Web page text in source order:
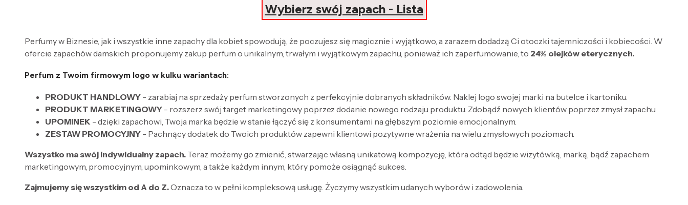
Wybierz swój zapach - Lista
Perfumy w Biznesie, jak i wszystkie inne zapachy dla kobiet spowodują, że poczujesz się magicznie i wyjątkowo, a zarazem dodadzą Ci otoczki tajemniczości i kobiecości. W
ofercie zapachów damskich proponujemy zakup perfum o unikalnym, trwałym i wyjątkowym zapachu, ponieważ ich zaperfumowanie, to 24% olejków eterycznych.
Perfum z Twoim firmowym logo w kulku wariantach:
PRODUKT HANDLOWY - zarabiaj na sprzedaży perfum stworzonych z perfekcyjnie dobranych składników. Naklej logo swojej marki na butelce i kartoniku.
PRODUKT MARKETINGOWY - rozszerz swój target marketingowy poprzez dodanie nowego rodzaju produktu. Zdobądź nowych klientów poprzez zmysł zapachu.
UPOMINEK - dzięki zapachowi, Twoja marka będzie w stanie łączyć się z konsumentami na głębszym poziomie emocjonalnym.
ZESTAW PROMOCYJNY - Pachnący dodatek do Twoich produktów zapewni klientowi pozytywne wrażenia na wielu zmysłowych poziomach.
Wszystko ma swój indywidualny zapach. Teraz możemy go zmienić, stwarzając własną unikatową kompozycję, która odtąd będzie wizytówką, marką, bądź zapachem
marketingowym, promocyjnym, upominkowym, a także każdym innym, który pomoże osiągnąć sukces.
Zajmujemy się wszystkim od A do Z.Oznacza to w pełni kompleksową usługę. Życzymy wszystkim udanych wyborów i zadowolenia.